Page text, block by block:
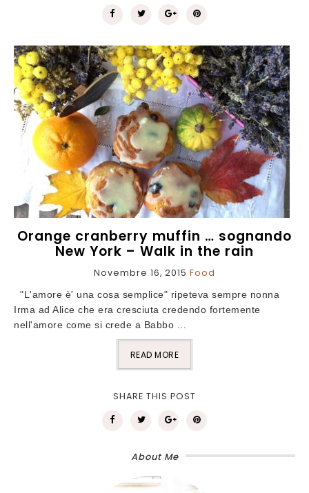
Orange cranberry muffin … sognando
New York – Walk in the rain
Novembre 16, 2015 Food
"L'amore è' una cosa semplice" ripeteva sempre nonna
Irma ad Alice che era cresciuta credendo fortemente
nell'amore come si crede a Babbo ...
READ MORE
SHARE THIS POST
About Me